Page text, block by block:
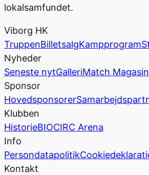
lokalsamfundet.
Viborg HK
TruppenBilletsalgKampprogram
Nyheder
Seneste nytGalleriMatch Magasin
Sponsor
Hovedsponsorer
Klubben
HistorieBIOCIRC Arena
Info
Persondatapolitik
Kontakt